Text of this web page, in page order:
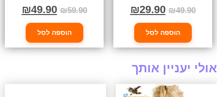
₪49.90
₪29.90
הוספה לסל
₪59.90
₪49.90
הוספה לסל
אולי יעניין אותך